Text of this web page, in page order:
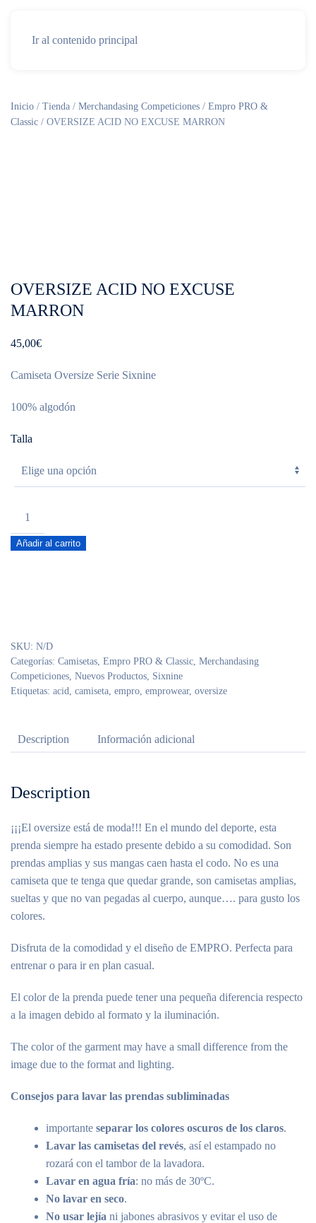
Ir al contenido principal
Inicio / Tienda / Merchandasing Competiciones / Empro PRO &
Classic / OVERSIZE ACID NO EXCUSE MARRON
OVERSIZE ACID NO EXCUSE
MARRON
45,00€
Camiseta Oversize Serie Sixnine
100% algodón
Talla
NO
Añadir al carrito
SKU: N/D
Categorías: Camisetas, Empro PRO & Classic, Merchandasing
Competiciones, Nuevos Productos, Sixnine
Etiquetas: acid, camiseta, empro, emprowear, oversize
Description Información adicional
Description
¡¡¡El oversize está de moda!!! En el mundo del deporte, esta
prenda siempre ha estado presente debido a su comodidad. Son
prendas amplias y sus mangas caen hasta el codo. No es una
camiseta que te tenga que quedar grande, son camisetas amplias,
sueltas y que no van pegadas al cuerpo, aunque…. para gusto los
colores.
Disfruta de la comodidad y el diseño de EMPRO. Perfecta para
entrenar o para ir en plan casual.
El color de la prenda puede tener una pequeña diferencia respecto
a la imagen debido al formato y la iluminación.
The color of the garment may have a small difference from the
image due to the format and lighting.
Consejos para lavar las prendas subliminadas
importante separar los colores oscuros de los claros.
Lavar las camisetas del revés, así el estampado no
rozará con el tambor de la lavadora.
Lavar en agua fría: no más de 30ºC.
No lavar en seco.
No usar lejía ni jabones abrasivos y evitar el uso de